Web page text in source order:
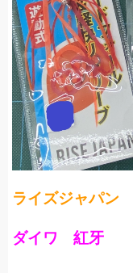
ライズジャパン
ダイワ 紅牙